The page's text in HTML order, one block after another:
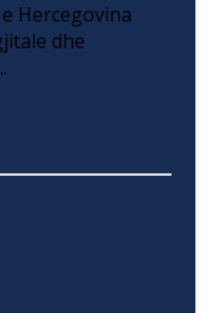
Hercegovina
dhe